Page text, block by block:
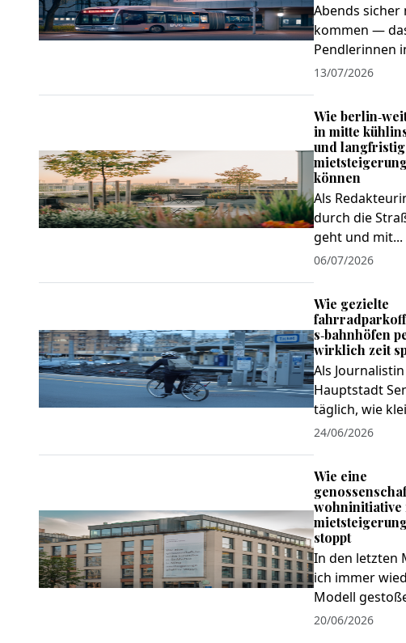
Abends sicher
kommen —
Pendlerinnen
13/07/2026
Wie
in mitte
und langfristig
können
Als
durch die
geht und mit...
06/07/2026
Wie gezielte
s‑bahnhöfen
wirklich zeit
Als
Hauptstadt
täglich, wie
24/06/2026
Wie eine
wohninitiative
stoppt
In den letzten
ich immer
Modell
20/06/2026